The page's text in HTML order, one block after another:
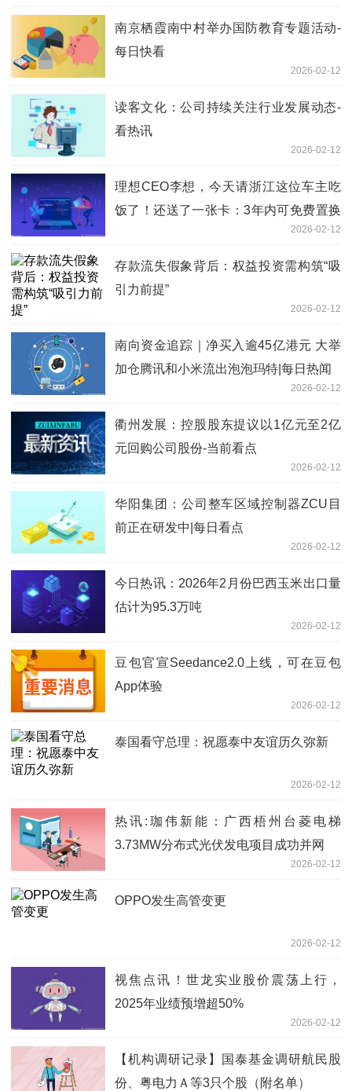
南京栖霞南中村举办国防教育专题活动-
每日快看
2026-02-12
读客文化：公司持续关注行业发展动态-
看热讯
2026-02-12
理想CEO李想，今天请浙江这位车主吃
饭了！还送了一张卡：3年内可免费置换
任意一款理想在售车型（含最新款） 焦
点观察
2026-02-12
存款流失假象背后：权益投资需构筑“吸
引力前提”
2026-02-12
南向资金追踪｜净买入逾45亿港元 大举
加仓腾讯和小米流出泡泡玛特|每日热闻
2026-02-12
衢州发展：控股股东提议以1亿元至2亿
元回购公司股份-当前看点
2026-02-12
华阳集团：公司整车区域控制器ZCU目
前正在研发中|每日看点
2026-02-12
今日热讯：2026年2月份巴西玉米出口量
估计为95.3万吨
2026-02-12
豆包官宣Seedance2.0上线，可在豆包
App体验
2026-02-12
泰国看守总理：祝愿泰中友谊历久弥新
2026-02-12
热讯:珈伟新能：广西梧州台菱电梯
3.73MW分布式光伏发电项目成功并网
2026-02-12
OPPO发生高管变更
2026-02-12
视焦点讯！世龙实业股价震荡上行，
2025年业绩预增超50%
2026-02-12
【机构调研记录】国泰基金调研航民股
份、粤电力Ａ等3只个股（附名单）